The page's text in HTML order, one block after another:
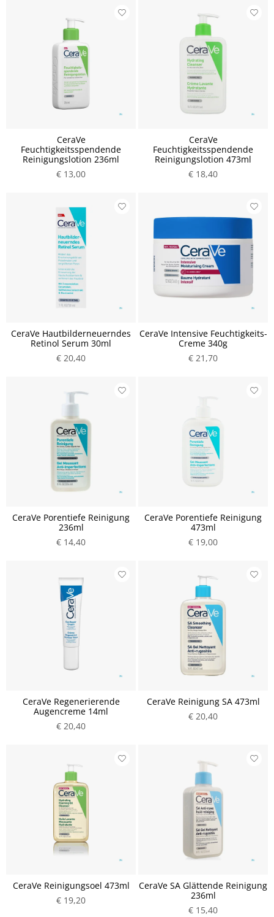
CeraVe
Feuchtigkeitsspendende
Reinigungslotion 236ml
€ 13,00
CeraVe
Feuchtigkeitsspendende
Reinigungslotion 473ml
€ 18,40
CeraVe Hautbilderneuerndes
Retinol Serum 30ml
€ 20,40
CeraVe Intensive Feuchtigkeits-
Creme 340g
€ 21,70
CeraVe Porentiefe Reinigung
236ml
€ 14,40
CeraVe Porentiefe Reinigung
473ml
€ 19,00
CeraVe Regenerierende
Augencreme 14ml
€ 20,40
CeraVe Reinigung SA 473ml
€ 20,40
CeraVe Reinigungsoel 473ml
€ 19,20
CeraVe SA Glättende Reinigung
236ml
€ 15,40